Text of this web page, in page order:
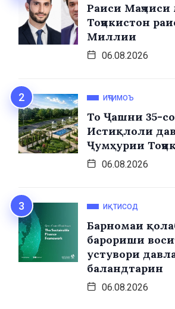
Раиси
Тоҷикистон
Миллии
06.08.2026
ИҶТИМОЪ
То Ҷашни 35-
Истиқлоли
Ҷумҳурии
06.08.2026
ИҚТИСОД
Барномаи
барориши
устувори
баландтарин
06.08.2026